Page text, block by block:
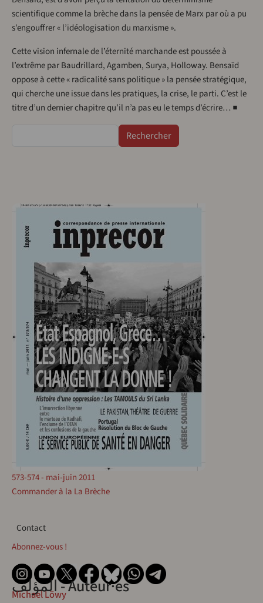
scientifique comme la brèche dans la pensée de Marx par où a pu
s’engouffrer « l’idéologisation du marxisme ».
Cette vision infernale de l’éternité marchande est poussée à
l’extrême par Baudrillard, Agamben, Surya, Holloway. Bensaïd
oppose à cette « radicalité sans politique » la pensée stratégique,
qui cherche une issue dans les pratiques, la crise, le parti. C’est le
titre d’un dernier chapitre qu’il n’a pas eu le temps d’écrire… ■
573-574 - mai-juin 2011
Commander à la La Brèche
Contact
Contact
Abonnez-vous !
المؤلف - Auteur·esMichael Löwy